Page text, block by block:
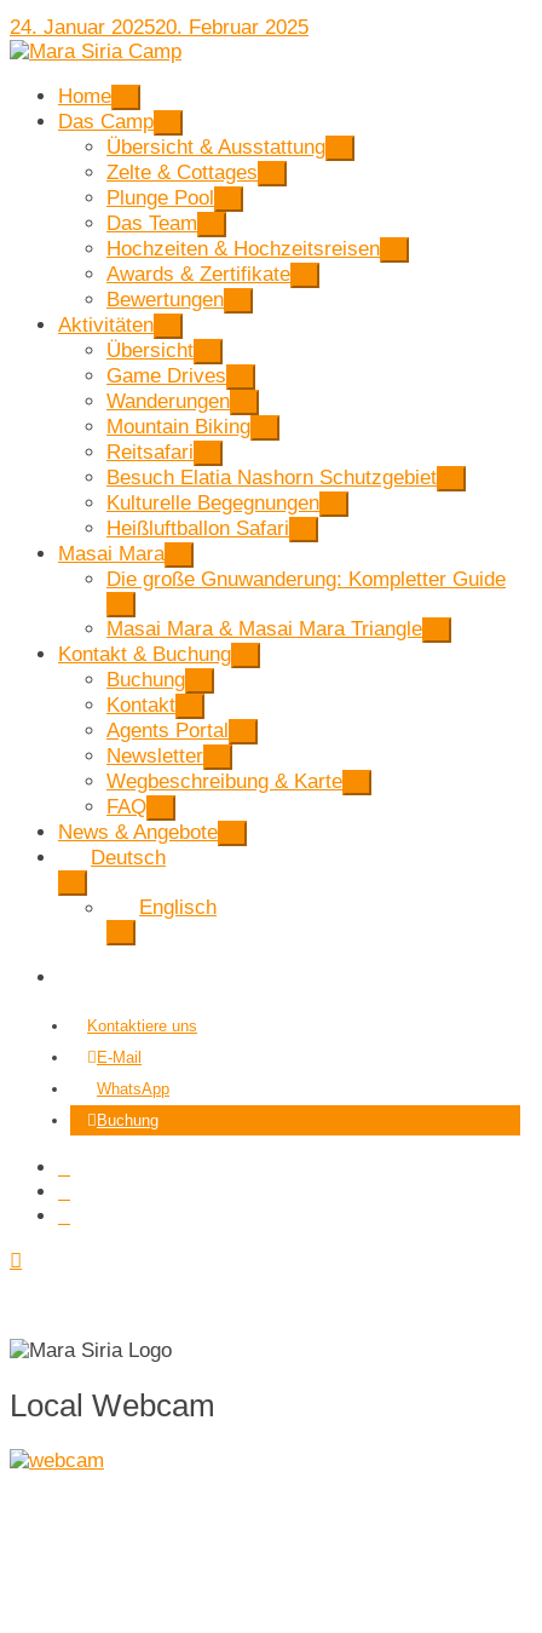
24. Januar 202520. Februar 2025
Home
Das Camp
Übersicht & Ausstattung
Zelte & Cottages
Plunge Pool
Das Team
Hochzeiten & Hochzeitsreisen
Awards & Zertifikate
Bewertungen
Aktivitäten
Übersicht
Game Drives
Wanderungen
Mountain Biking
Reitsafari
Besuch Elatia Nashorn Schutzgebiet
Kulturelle Begegnungen
Heißluftballon Safari
Masai Mara
Die große Gnuwanderung: Kompletter Guide
Masai Mara & Masai Mara Triangle
Kontakt & Buchung
Buchung
Kontakt
Agents Portal
Newsletter
Wegbeschreibung & Karte
FAQ
News & Angebote
Deutsch
Englisch
Kontaktiere uns
E-Mail
WhatsApp
Buchung
Local Webcam